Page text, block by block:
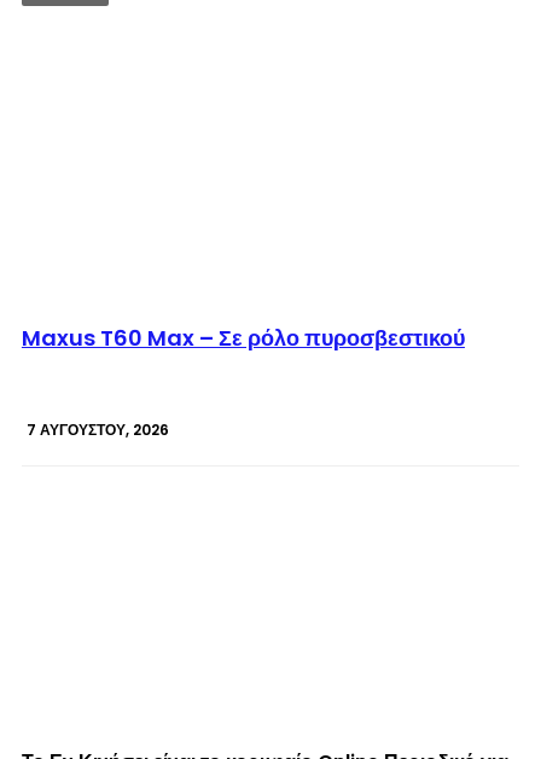
Maxus T60 Max – Σε ρόλο πυροσβεστικού
7 ΑΥΓΟΎΣΤΟΥ, 2026